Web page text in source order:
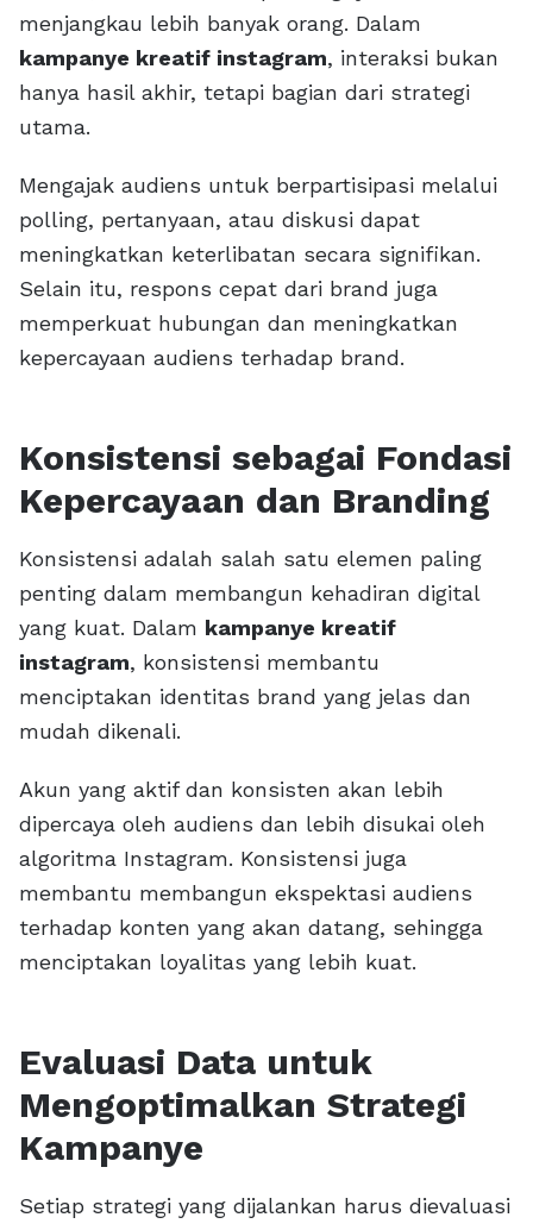
menjangkau lebih banyak orang. Dalam
kampanye kreatif instagram, interaksi bukan
hanya hasil akhir, tetapi bagian dari strategi
utama.
Mengajak audiens untuk berpartisipasi melalui
polling, pertanyaan, atau diskusi dapat
meningkatkan keterlibatan secara signifikan.
Selain itu, respons cepat dari brand juga
memperkuat hubungan dan meningkatkan
kepercayaan audiens terhadap brand.
Konsistensi sebagai Fondasi
Kepercayaan dan Branding
Konsistensi adalah salah satu elemen paling
penting dalam membangun kehadiran digital
yang kuat. Dalam kampanye kreatif
instagram, konsistensi membantu
menciptakan identitas brand yang jelas dan
mudah dikenali.
Akun yang aktif dan konsisten akan lebih
dipercaya oleh audiens dan lebih disukai oleh
algoritma Instagram. Konsistensi juga
membantu membangun ekspektasi audiens
terhadap konten yang akan datang, sehingga
menciptakan loyalitas yang lebih kuat.
Evaluasi Data untuk
Mengoptimalkan Strategi
Kampanye
Setiap strategi yang dijalankan harus dievaluasi